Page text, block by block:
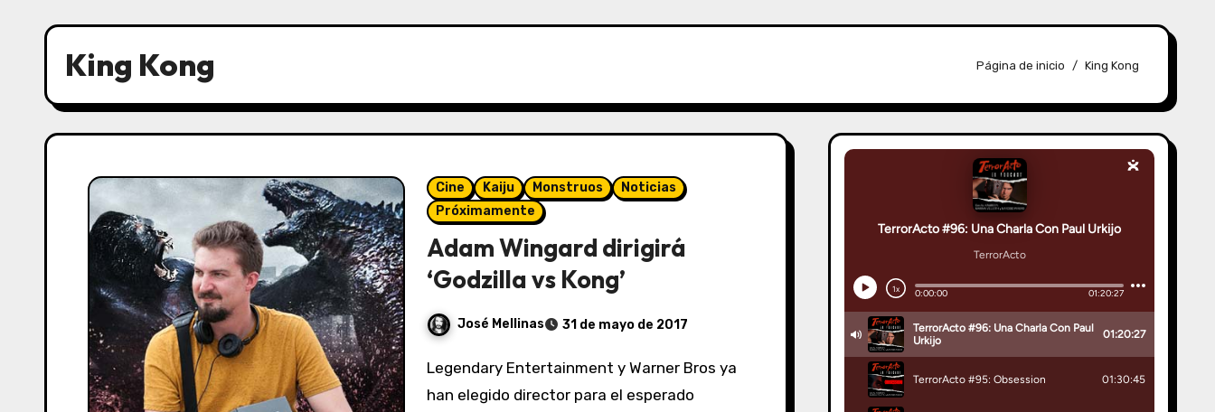
King Kong Página de inicio King Kong
Cine Kaiju Monstruos
Noticias
Próximamente
Adam Wingard dirigirá
‘Godzilla vs Kong’
José Mellinas 31 de mayo de 2017
Legendary Entertainment y Warner Bros ya
han elegido director para el esperado